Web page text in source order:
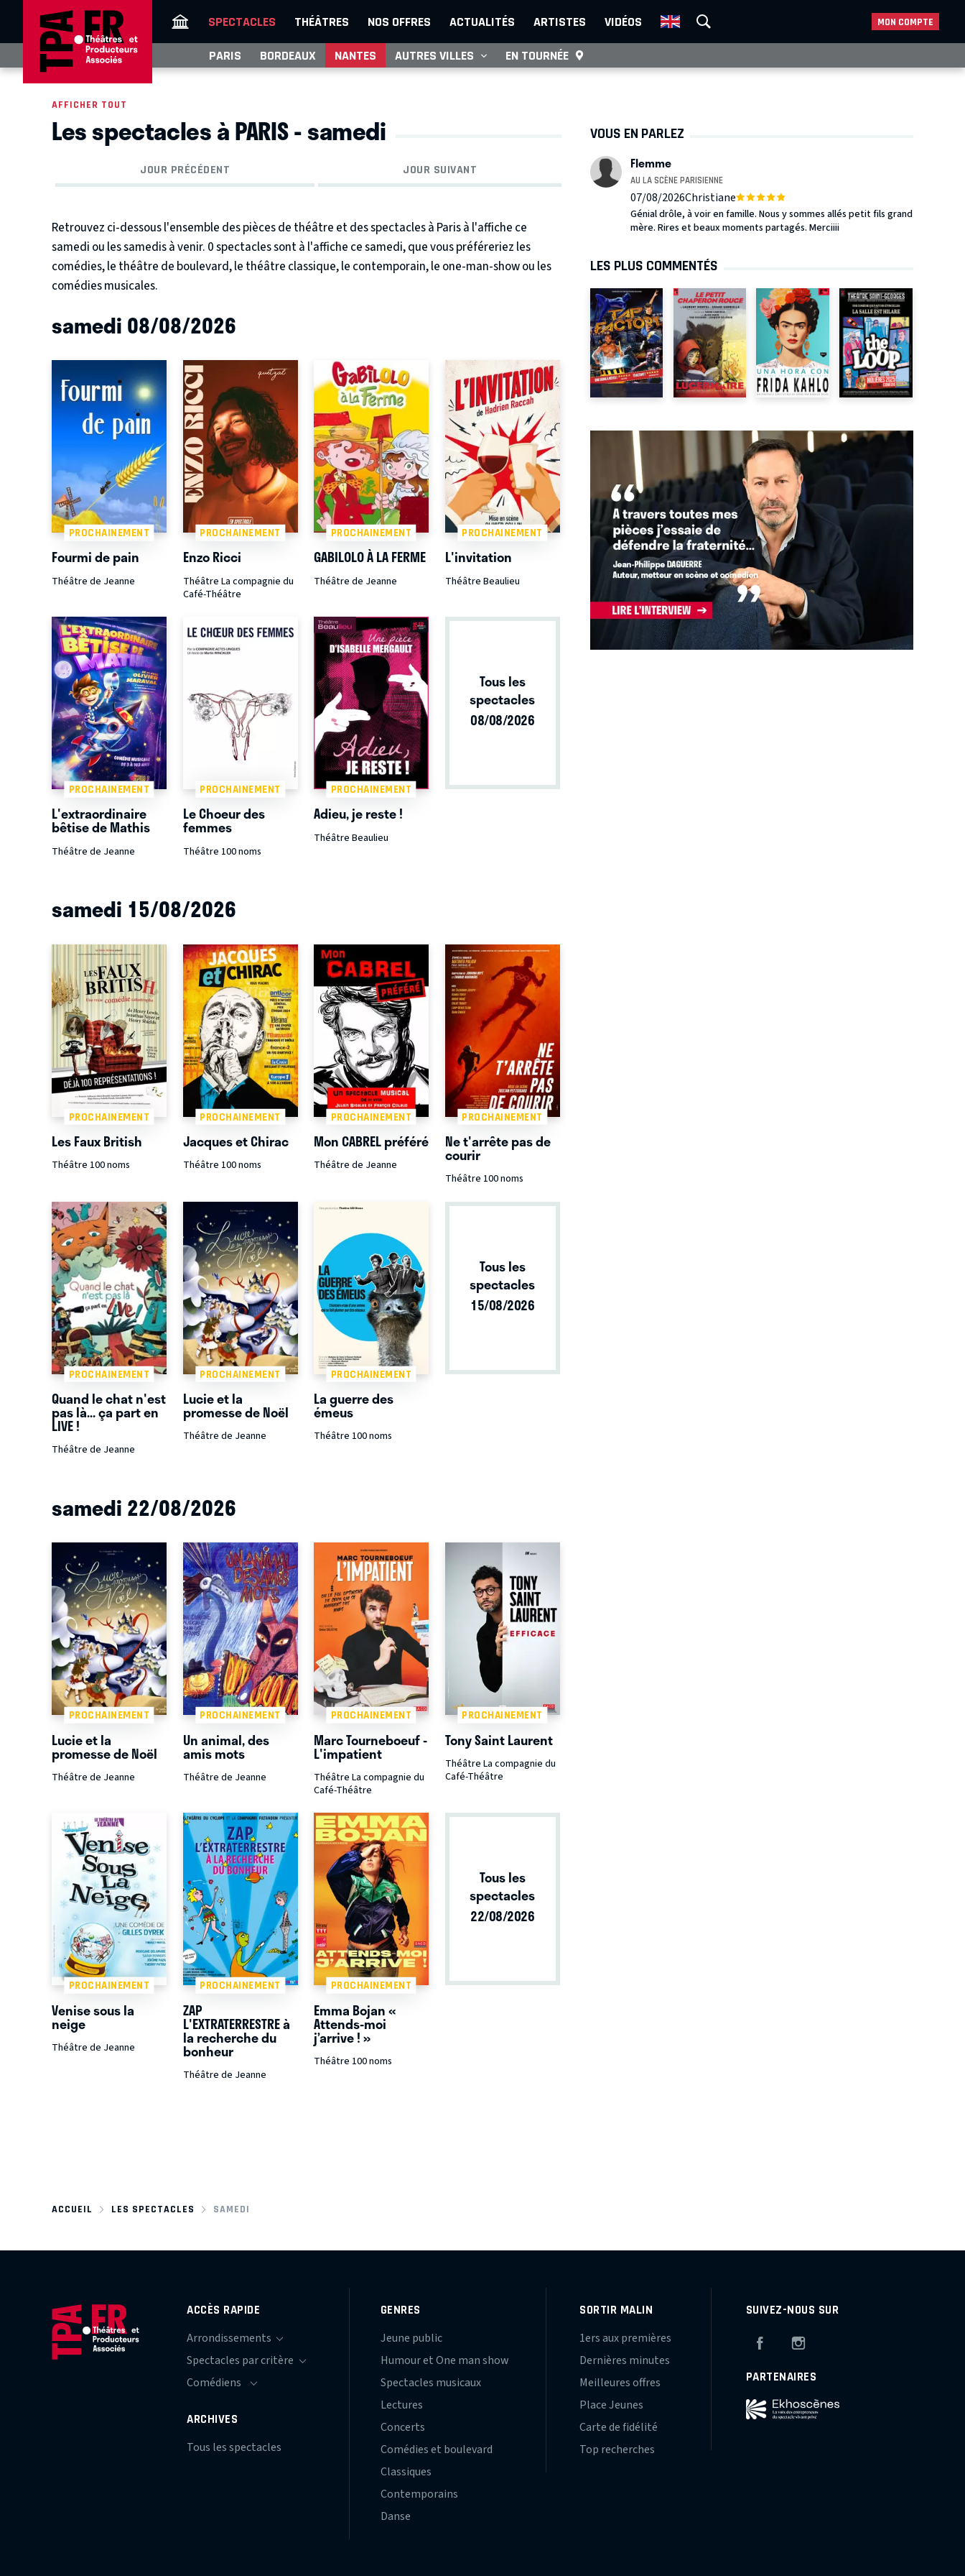
SPECTACLES THÉÂTRES NOS OFFRES ACTUALITÉS ARTISTES VIDÉOS MON COMPTE
PARIS BORDEAUX NANTES AUTRES VILLES EN TOURNÉE
AFFICHER TOUT
Les spectacles à PARIS - samedi
JOUR PRÉCÉDENT JOUR SUIVANT
Retrouvez ci-dessous l'ensemble des pièces de théâtre et des spectacles à Paris à l'affiche ce
samedi ou les samedis à venir. 0 spectacles sont à l'affiche ce samedi, que vous préféreriez les
comédies, le théâtre de boulevard, le théâtre classique, le contemporain, le one-man-show ou les
comédies musicales.
samedi 08/08/2026
PROCHAINEMENT
Fourmi de pain
Théâtre de Jeanne
PROCHAINEMENT
Enzo Ricci
Théâtre La compagnie du
Café-Théâtre
PROCHAINEMENT
GABILOLO À LA FERME
Théâtre de Jeanne
PROCHAINEMENT
L'invitation
Théâtre Beaulieu
PROCHAINEMENT
L'extraordinaire
bêtise de Mathis
Théâtre de Jeanne
PROCHAINEMENT
Le Choeur des
femmes
Théâtre 100 noms
PROCHAINEMENT
Adieu, je reste !
Théâtre Beaulieu
Tous les
spectacles
08/08/2026
samedi 15/08/2026
PROCHAINEMENT
Les Faux British
Théâtre 100 noms
PROCHAINEMENT
Jacques et Chirac
Théâtre 100 noms
PROCHAINEMENT
Mon CABREL préféré
Théâtre de Jeanne
PROCHAINEMENT
Ne t'arrête pas de
courir
Théâtre 100 noms
PROCHAINEMENT
Quand le chat n'est
pas là... ça part en
LIVE !
Théâtre de Jeanne
PROCHAINEMENT
Lucie et la
promesse de Noël
Théâtre de Jeanne
PROCHAINEMENT
La guerre des
émeus
Théâtre 100 noms
Tous les
spectacles
15/08/2026
samedi 22/08/2026
PROCHAINEMENT
Lucie et la
promesse de Noël
Théâtre de Jeanne
PROCHAINEMENT
Un animal, des
amis mots
Théâtre de Jeanne
PROCHAINEMENT
Marc Tourneboeuf -
L'impatient
Théâtre La compagnie du
Café-Théâtre
PROCHAINEMENT
Tony Saint Laurent
Théâtre La compagnie du
Café-Théâtre
PROCHAINEMENT
Venise sous la
neige
Théâtre de Jeanne
PROCHAINEMENT
ZAP
L'EXTRATERRESTRE à
la recherche du
bonheur
Théâtre de Jeanne
PROCHAINEMENT
Emma Bojan «
Attends-moi
j’arrive ! »
Théâtre 100 noms
Tous les
spectacles
22/08/2026
VOUS EN PARLEZ
Flemme
AU LA SCÈNE PARISIENNE
07/08/2026Christiane
Génial drôle, à voir en famille. Nous y sommes allés petit fils grand
mère. Rires et beaux moments partagés. Merciiii
LES PLUS COMMENTÉS
ACCUEIL LES SPECTACLES SAMEDI
ACCÈS RAPIDE
ARCHIVES
Tous les spectacles
GENRES
Jeune public
Humour et One man show
Spectacles musicaux
Lectures
Concerts
Comédies et boulevard
Classiques
Contemporains
Danse
SORTIR MALIN
1ers aux premières
Dernières minutes
Meilleures offres
Place Jeunes
Carte de fidélité
Top recherches
SUIVEZ-NOUS SUR
Facebook
PARTENAIRES